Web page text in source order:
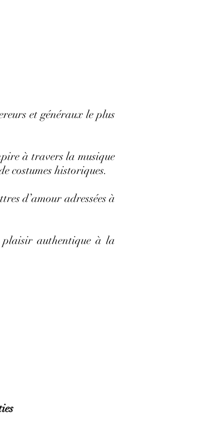
et généraux le plus
à travers la musique
costumes historiques.
d’amour adressées à
authentique à la